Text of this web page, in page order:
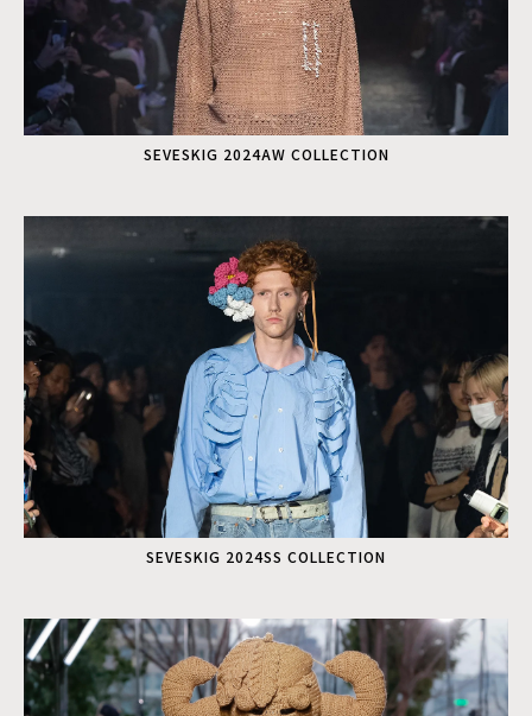
SEVESKIG 2024AW COLLECTION
SEVESKIG 2024SS COLLECTION